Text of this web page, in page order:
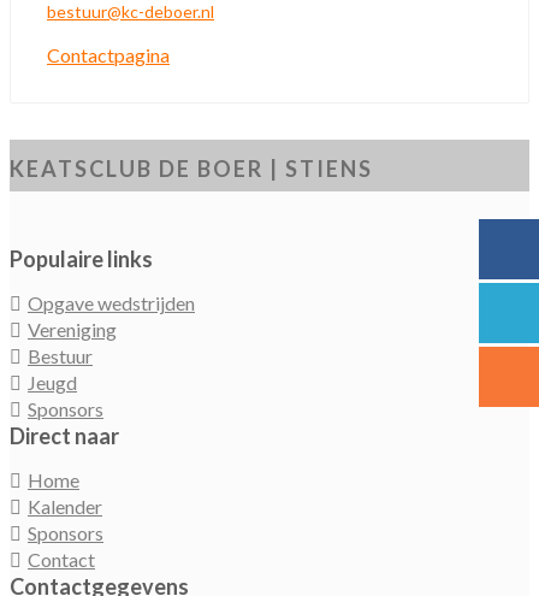
bestuur@kc-deboer.nl
Contactpagina
KEATSCLUB DE BOER | STIENS
Populaire links
Opgave wedstrijden
Vereniging
Bestuur
Jeugd
Sponsors
Direct naar
Home
Kalender
Sponsors
Contact
Contactgegevens